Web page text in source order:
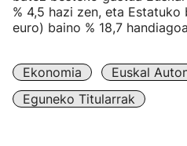
% 4,5 hazi zen, eta Estatuko
euro) baino % 18,7
Ekonomia
Euskal
Eguneko Titularrak